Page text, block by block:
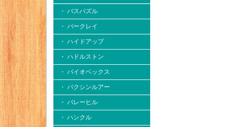
・ バスパズル
・ バークレイ
・ ハイドアップ
・ ハドルストン
・ バイオベックス
・ バクシンルアー
・ バレーヒル
・ ハンクル